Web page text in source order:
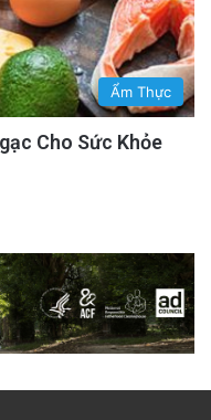
Ẩm Thực
Cho Sức Khỏe